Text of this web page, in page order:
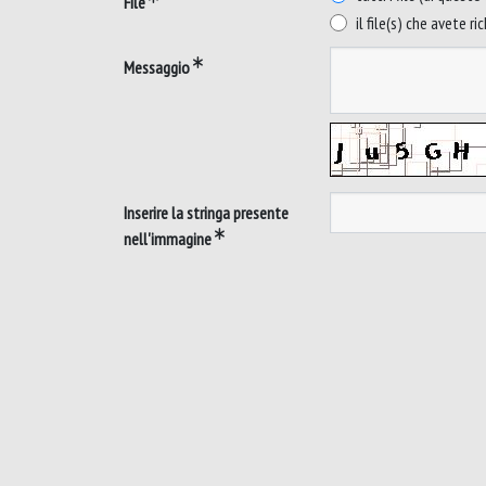
il file(s) che avete
Messaggio
Inserire la stringa presente
nell'immagine